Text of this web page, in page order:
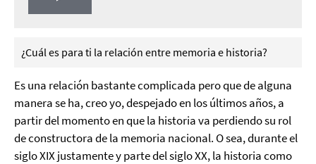
Play
Video
¿Cuál es para ti la relación entre memoria e historia?
Es una relación bastante complicada pero que de alguna
manera se ha, creo yo, despejado en los últimos años, a
partir del momento en que la historia va perdiendo su rol
de constructora de la memoria nacional. O sea, durante el
siglo XIX justamente y parte del siglo XX, la historia como